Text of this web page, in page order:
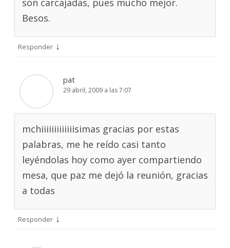
son carcajadas, pues mucho mejor.
Besos.
Responder ↓
pat
29 abril, 2009 a las 7:07
mchiiiiiiiiiiiiisimas gracias por estas
palabras, me he reído casi tanto
leyéndolas hoy como ayer compartiendo
mesa, que paz me dejó la reunión, gracias
a todas
Responder ↓